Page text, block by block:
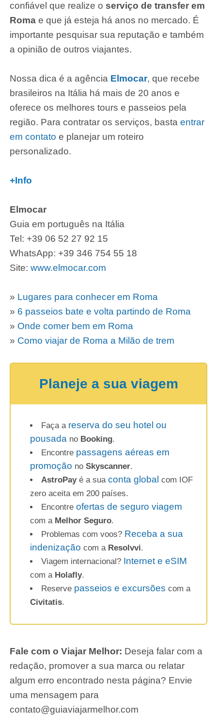
confiável que realize o serviço de transfer em
Roma e que já esteja há anos no mercado. É
importante pesquisar sua reputação e também
a opinião de outros viajantes.
Nossa dica é a agência Elmocar, que recebe
brasileiros na Itália há mais de 20 anos e
oferece os melhores tours e passeios pela
região. Para contratar os serviços, basta entrar
em contato e planejar um roteiro
personalizado.
+Info
Elmocar
Guia em português na Itália
Tel: +39 06 52 27 92 15
WhatsApp: +39 346 754 55 18
Site: www.elmocar.com
» Lugares para conhecer em Roma
» 6 passeios bate e volta partindo de Roma
» Onde comer bem em Roma
» Como viajar de Roma a Milão de trem
Planeje a sua viagem
Faça a reserva do seu hotel ou
pousada no Booking.
Encontre passagens aéreas em
promoção no Skyscanner.
AstroPayé a sua conta global com IOF
zero aceita em 200 países.
Encontre ofertas de seguro viagem
com a Melhor Seguro.
Problemas com voos? Receba a sua
indenização com a Resolvvi.
Viagem internacional? Internet e eSIM
com a Holafly.
Reserve passeios e excursões com a
Civitatis.
Fale com o Viajar Melhor: Deseja falar com a
redação, promover a sua marca ou relatar
algum erro encontrado nesta página? Envie
uma mensagem para
contato@guiaviajarmelhor.com